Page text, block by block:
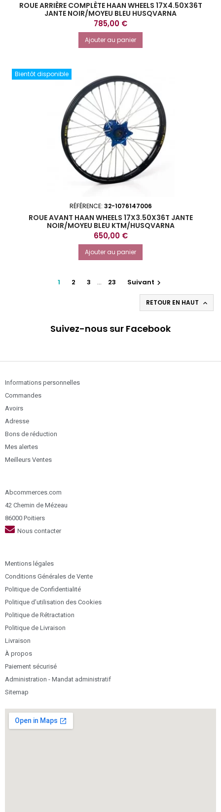
ROUE ARRIÈRE COMPLÈTE HAAN WHEELS 17X4.50X36T
JANTE NOIR/MOYEU BLEU HUSQVARNA
Prix
785,00 €
Ajouter au panier
Bientôt disponible
RÉFÉRENCE: 32-1076147006
ROUE AVANT HAAN WHEELS 17X3.50X36T JANTE
NOIR/MOYEU BLEU KTM/HUSQVARNA
Prix
650,00 €
Ajouter au panier
1 2 3 … 23 Suivant 
RETOUR EN HAUT 
Suivez-nous sur Facebook
Informations personnelles
Commandes
Avoirs
Adresse
Bons de réduction
Mes alertes
Meilleurs Ventes
Abcommerces.com
42 Chemin de Mézeau
86000 Poitiers
Nous contacter
Mentions légales
Conditions Générales de Vente
Politique de Confidentialité
Politique d’utilisation des Cookies
Politique de Rétractation
Politique de Livraison
Livraison
À propos
Paiement sécurisé
Administration - Mandat administratif
Sitemap